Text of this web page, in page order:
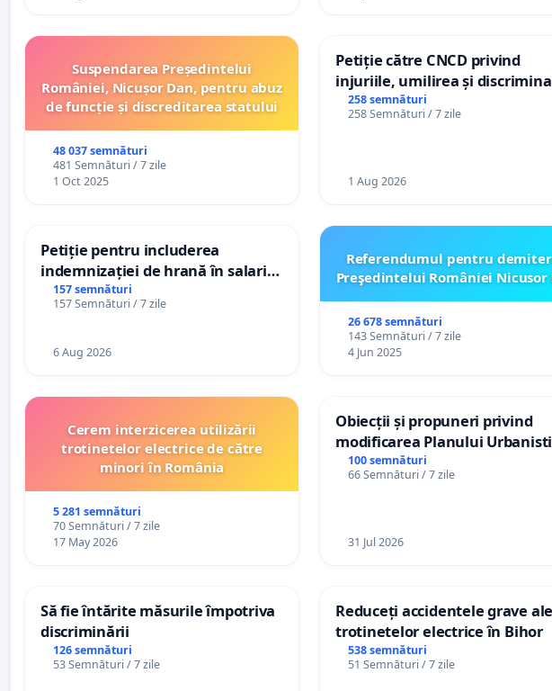
Suspendarea Președintelui
României, Nicușor Dan, pentru abuz
de funcție și discreditarea statului
48 037 semnături
481 Semnături / 7 zile
1 Oct 2025
Petiție către CNCD privind
injuriile, umilirea și
persoanelor cu dizabilități de
către utilizatorul TikTok „Gorici”
258 semnături
258 Semnături / 7 zile
1 Aug 2026
Petiție pentru includerea
indemnizației de hrană în salariul
de bază și protejarea gradațiilor
de vechime pentru asistenții
157 semnături
157 Semnături / 7 zile
6 Aug 2026
Referendumul pentru
Preşedintelui României Nicusor
26 678 semnături
143 Semnături / 7 zile
4 Jun 2025
Cerem interzicerea utilizării
trotinetelor electrice de către
minori în România
5 281 semnături
70 Semnături / 7 zile
17 May 2026
Obiecții și propuneri privind
modificarea Planului
General al orașului Ialoveni
100 semnături
66 Semnături / 7 zile
31 Jul 2026
Să fie întărite măsurile împotriva
discriminării
126 semnături
53 Semnături / 7 zile
Reduceți accidentele grave ale
trotinetelor electrice în Bihor
538 semnături
51 Semnături / 7 zile